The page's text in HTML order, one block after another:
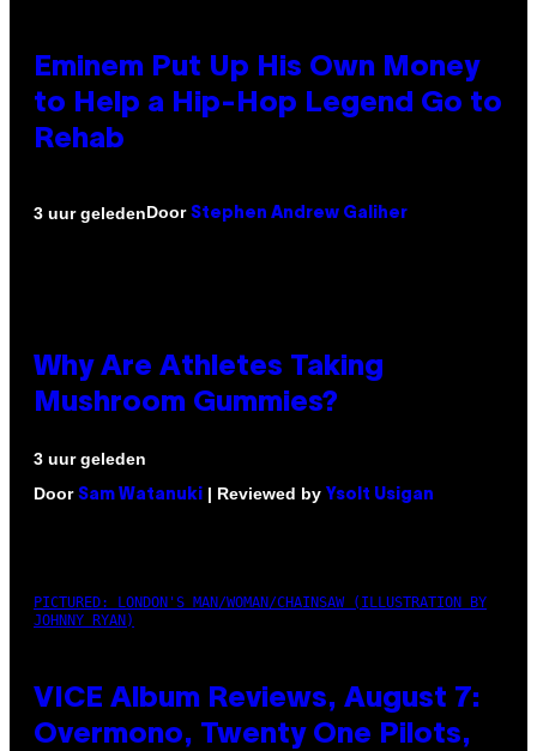
Eminem Put Up His Own Money
to Help a Hip-Hop Legend Go to
Rehab
3 uur geledenDoor Stephen Andrew Galiher
Why Are Athletes Taking
Mushroom Gummies?
3 uur geleden
Door Sam Watanuki | Reviewed by Ysolt Usigan
PICTURED: LONDON'S MAN/WOMAN/CHAINSAW (ILLUSTRATION BY
JOHNNY RYAN)
VICE Album Reviews, August 7:
Overmono, Twenty One Pilots,